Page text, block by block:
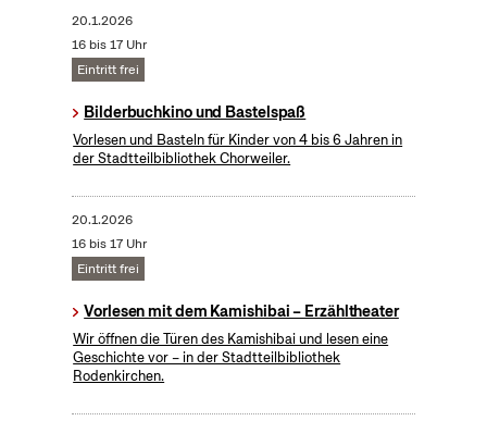
20.1.2026
16 bis 17 Uhr
Eintritt frei
Bilderbuchkino und Bastelspaß
Vorlesen und Basteln für Kinder von 4 bis 6 Jahren in
der Stadtteilbibliothek Chorweiler.
20.1.2026
16 bis 17 Uhr
Eintritt frei
Vorlesen mit dem Kamishibai – Erzähltheater
Wir öffnen die Türen des Kamishibai und lesen eine
Geschichte vor – in der Stadtteilbibliothek
Rodenkirchen.